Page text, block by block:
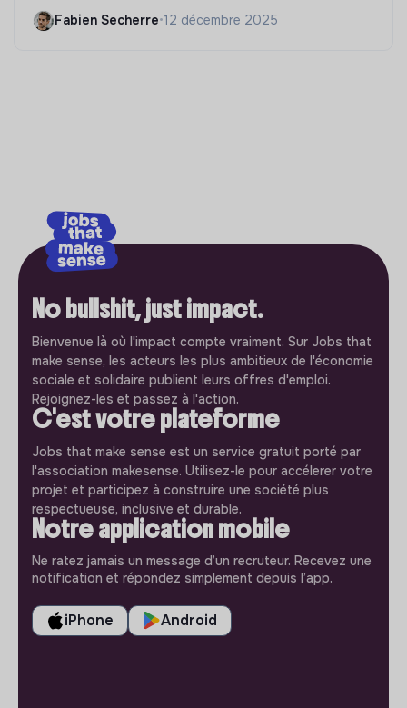
Fabien Secherre•12 décembre 2025
No bullshit, just impact.
Bienvenue là où l'impact compte vraiment. Sur Jobs that
make sense, les acteurs les plus ambitieux de l'économie
sociale et solidaire publient leurs offres d'emploi.
Rejoignez-les et passez à l'action.
C'est votre plateforme
Jobs that make sense est un service gratuit porté par
l'association makesense. Utilisez-le pour accélerer votre
projet et participez à construire une société plus
respectueuse, inclusive et durable.
Notre application mobile
Ne ratez jamais un message d’un recruteur. Recevez une
notification et répondez simplement depuis l’app.
iPhone Android